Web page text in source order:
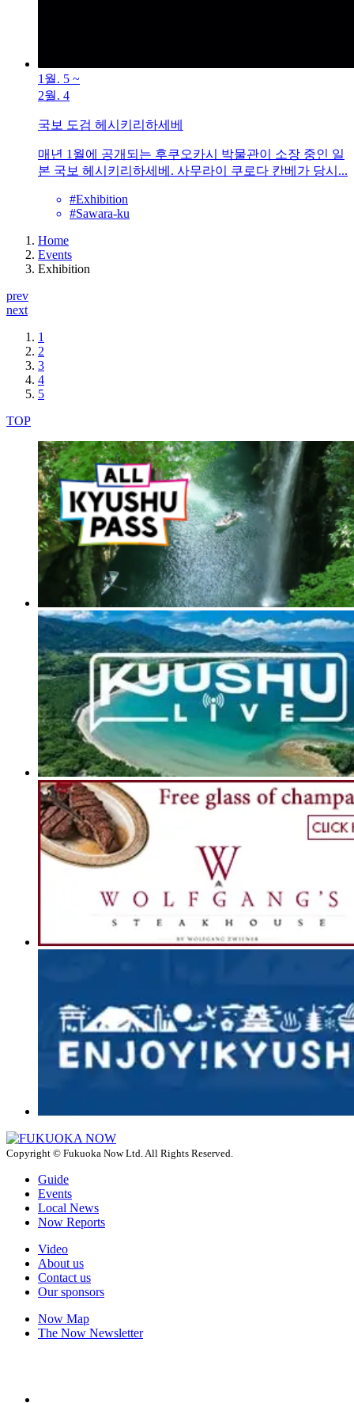
1월. 5 ~
2월. 4
국보 도검 헤시키리하세베
매년 1월에 공개되는 후쿠오카시 박물관이 소장 중인 일
본 국보 헤시키리하세베. 사무라이 쿠로다 칸베가 당시...
#Exhibition
#Sawara-ku
Home
Events
Exhibition
prev
next
1
2
3
4
5
TOP
Copyright © Fukuoka Now Ltd. All Rights Reserved.
Guide
Events
Local News
Now Reports
Video
About us
Contact us
Our sponsors
Now Map
The Now Newsletter